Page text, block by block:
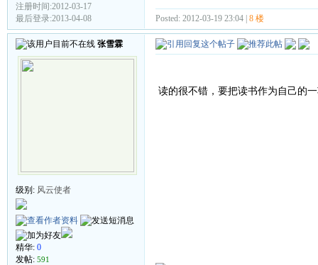
注册时间:2012-03-17
最后登录:2013-04-08
Posted: 2012-03-19 23:04 | 8 楼
张雪霖
级别: 风云使者
精华: 0
发帖: 591
读的很不错，要把读书作为自己的